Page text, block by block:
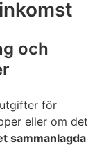
och
för
eller om det
sammanlagda